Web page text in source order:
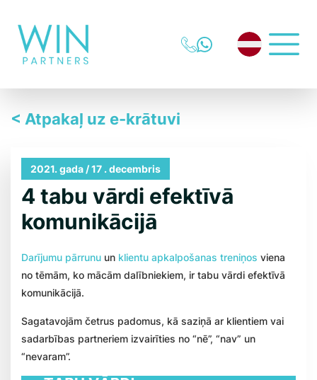
< Atpakaļ uz e-krātuvi
2021. gada / 17 . decembris
4 tabu vārdi efektīvā
komunikācijā
Darījumu pārrunu un klientu apkalpošanas treniņos viena
no tēmām, ko mācām dalībniekiem, ir tabu vārdi efektīvā
komunikācijā.
Sagatavojām četrus padomus, kā saziņā ar klientiem vai
sadarbības partneriem izvairīties no “nē”, “nav” un
“nevaram”.